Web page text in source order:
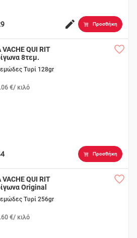
Προσθήκη
VACHE QUI RIT
8τεμ.
Τυρί 128gr
€/ κιλό
Προσθήκη
VACHE QUI RIT
Original
Τυρί 256gr
€/ κιλό